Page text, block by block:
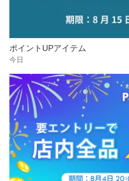
ポイントUPアイテム
今日